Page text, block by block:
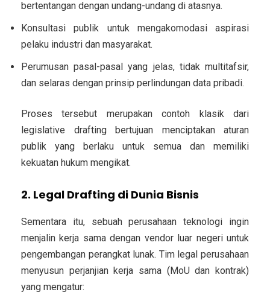
bertentangan dengan undang-undang di atasnya.
Konsultasi publik untuk mengakomodasi aspirasi
pelaku industri dan masyarakat.
Perumusan pasal-pasal yang jelas, tidak multitafsir,
dan selaras dengan prinsip perlindungan data pribadi.
Proses tersebut merupakan contoh klasik dari
legislative drafting bertujuan menciptakan aturan
publik yang berlaku untuk semua dan memiliki
kekuatan hukum mengikat.
2. Legal Drafting di Dunia Bisnis
Sementara itu, sebuah perusahaan teknologi ingin
menjalin kerja sama dengan vendor luar negeri untuk
pengembangan perangkat lunak. Tim legal perusahaan
menyusun perjanjian kerja sama (MoU dan kontrak)
yang mengatur: